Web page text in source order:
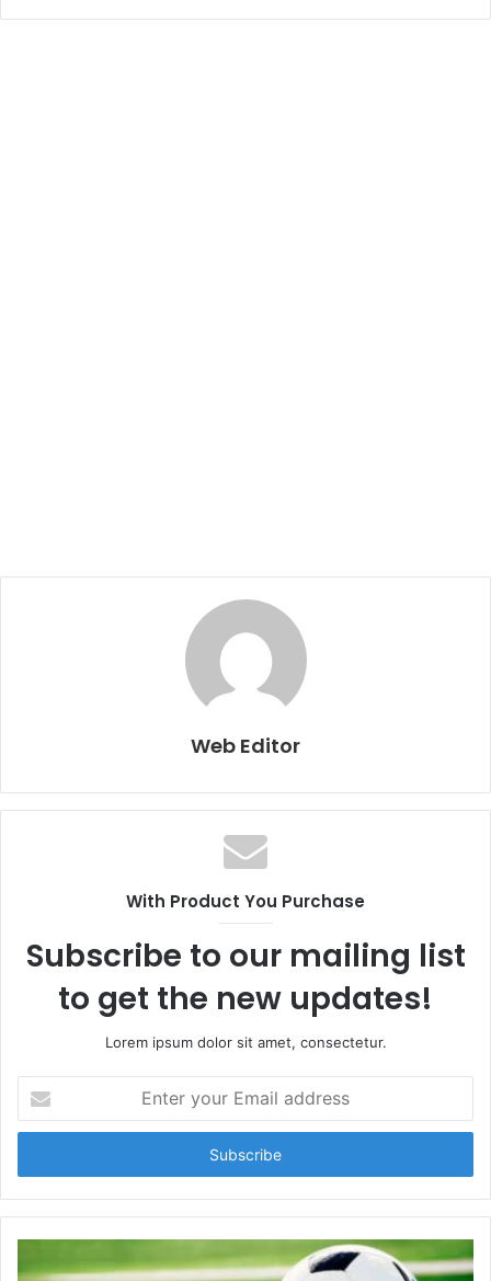
Web Editor
With Product You Purchase
Subscribe to our mailing list
to get the new updates!
Lorem ipsum dolor sit amet, consectetur.
t
r
y
r